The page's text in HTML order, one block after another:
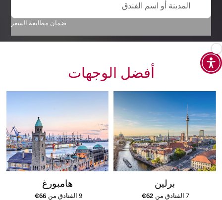
المدينة أو اسم الفندق
ضمان مطابقة السعر
أفضل الوجهات
برلين
7 الفنادق من €62
هامبورغ
9 الفنادق من €66